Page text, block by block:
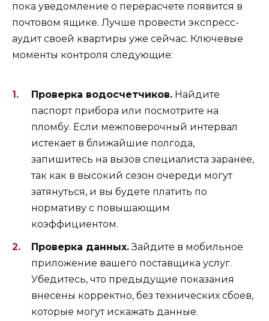
пока уведомление о перерасчете появится в
почтовом ящике. Лучше провести экспресс-
аудит своей квартиры уже сейчас. Ключевые
моменты контроля следующие:
Проверка водосчетчиков. Найдите
паспорт прибора или посмотрите на
пломбу. Если межповерочный интервал
истекает в ближайшие полгода,
запишитесь на вызов специалиста заранее,
так как в высокий сезон очереди могут
затянуться, и вы будете платить по
нормативу с повышающим
коэффициентом.
Проверка данных.Зайдите в мобильное
приложение вашего поставщика услуг.
Убедитесь, что предыдущие показания
внесены корректно, без технических сбоев,
которые могут искажать данные.